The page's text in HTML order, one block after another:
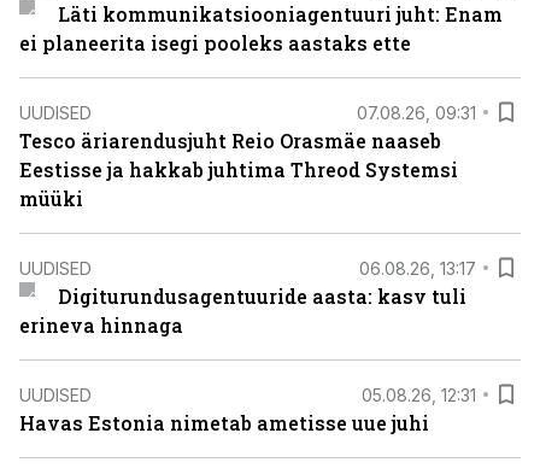
Läti kommunikatsiooniagentuuri juht: Enam
ei planeerita isegi pooleks aastaks ette
UUDISED 07.08.26, 09:31
Tesco äriarendusjuht Reio Orasmäe naaseb
Eestisse ja hakkab juhtima Threod Systemsi
müüki
UUDISED 06.08.26, 13:17
Digiturundusagentuuride aasta: kasv tuli
erineva hinnaga
UUDISED 05.08.26, 12:31
Havas Estonia nimetab ametisse uue juhi